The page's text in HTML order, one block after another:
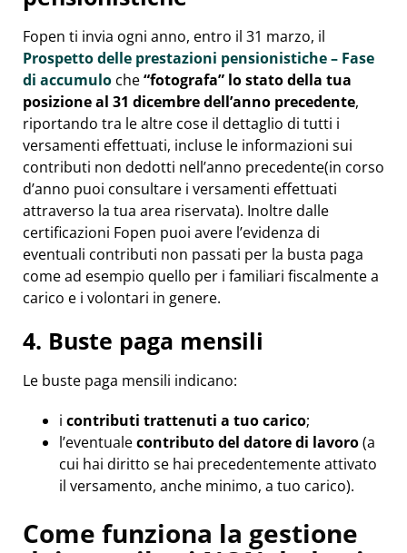
Fopen ti invia ogni anno, entro il 31 marzo, il
Prospetto delle prestazioni pensionistiche – Fase
di accumulo che“fotografa” lo stato della tua
posizione al 31 dicembre dell’anno precedente,
riportando tra le altre cose il dettaglio di tutti i
versamenti effettuati, incluse le informazioni sui
contributi non dedotti nell’anno precedente(in corso
d’anno puoi consultare i versamenti effettuati
attraverso la tua area riservata). Inoltre dalle
certificazioni Fopen puoi avere l’evidenza di
eventuali contributi non passati per la busta paga
come ad esempio quello per i familiari fiscalmente a
carico e i volontari in genere.
4. Buste paga mensili
Le buste paga mensili indicano:
i contributi trattenuti a tuo carico;
l’eventualecontributo del datore di lavoro(a
cui hai diritto se hai precedentemente attivato
il versamento, anche minimo, a tuo carico).
Come funziona la gestione